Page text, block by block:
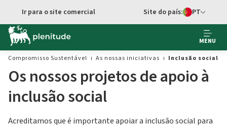
Ir para o site comercial
Seletor de
Site do país: PT
MENU
Compromisso Sustentável
As nossas iniciativas Inclusão social
Os nossos projetos de apoio à
inclusão social
Acreditamos que é importante apoiar a inclusão social para